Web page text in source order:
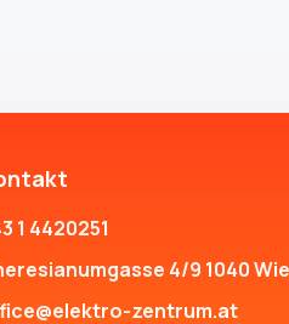
1 4420251
4/9 1040
zentrum.at